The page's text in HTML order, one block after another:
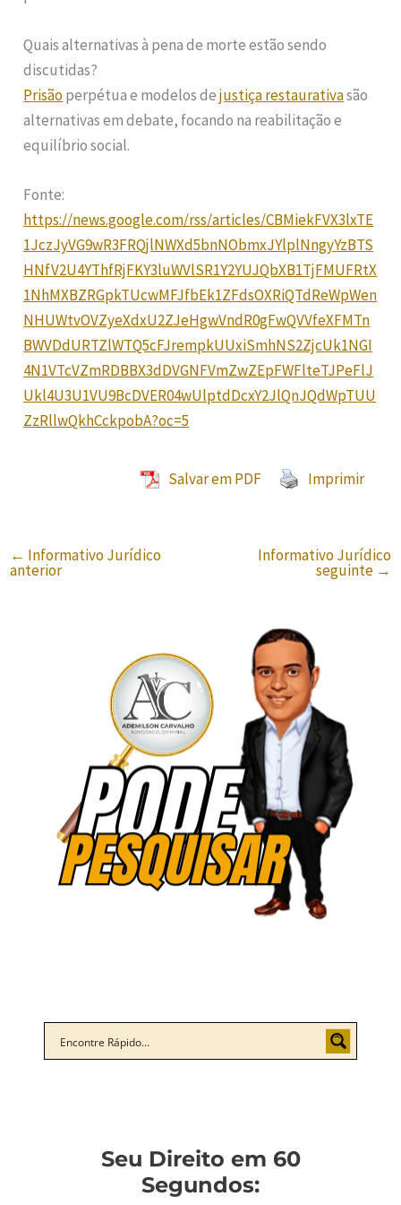
Quais alternativas à pena de morte estão sendo
discutidas?
Prisãoperpétua e modelos dejustiça restaurativasão
alternativas em debate, focando na reabilitação e
equilíbrio social.
Fonte:
https://news.google.com/rss/articles/CBMiekFVX3lxTE
1JczJyVG9wR3FRQjlNWXd5bnNObmxJYlplNngyYzBTS
HNfV2U4YThfRjFKY3luWVlSR1Y2YUJQbXB1TjFMUFRtX
1NhMXBZRGpkTUcwMFJfbEk1ZFdsOXRiQTdReWpWen
NHUWtvOVZyeXdxU2ZJeHgwVndR0gFwQVVfeXFMTn
BWVDdURTZlWTQ5cFJrempkUUxiSmhNS2ZjcUk1NGI
4N1VTcVZmRDBBX3dDVGNFVmZwZEpFWFlteTJPeFlJ
Ukl4U3U1VU9BcDVER04wUlptdDcxY2JlQnJQdWpTUU
ZzRllwQkhCckpobA?oc=5
Salvar em PDF Imprimir
← Informativo Jurídico
anterior
Informativo Jurídico
seguinte →
Seu Direito em 60
Segundos: